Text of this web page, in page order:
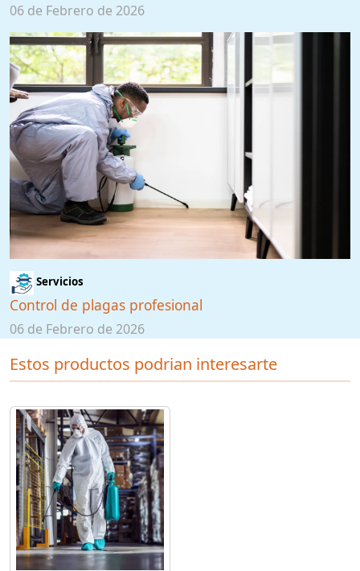
06 de Febrero de 2026
Servicios
Control de plagas profesional
06 de Febrero de 2026
Estos productos podrian interesarte